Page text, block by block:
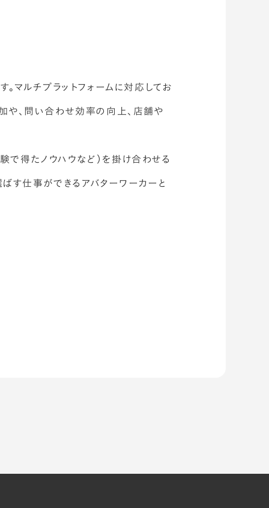
マルチプラットフォームに対応してお
や、問い合わせ効率の向上、店舗や
得たノウハウなど）を掛け合わせる
す仕事ができるアバターワーカーと